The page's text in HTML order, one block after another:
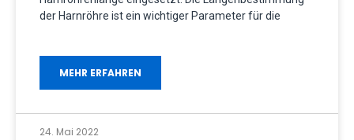
der Harnröhre ist ein wichtiger Parameter für die
MEHR ERFAHREN
24. Mai 2022